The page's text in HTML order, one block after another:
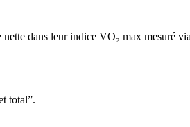
dans leur indice VO₂ max mesuré
total”.